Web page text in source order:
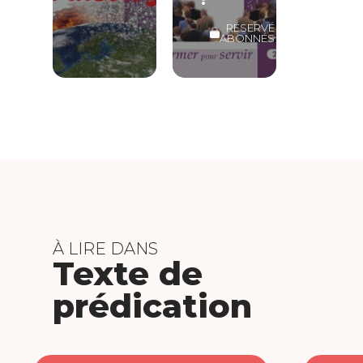
RÉSERVÉ
ABONNÉS
À LIRE DANS
Texte de
prédication